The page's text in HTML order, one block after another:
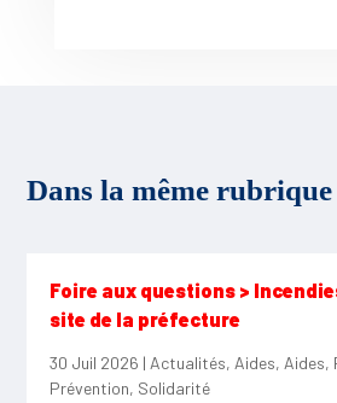
Dans la même rubrique
Foire aux questions >
site de la préfecture
30 Juil 2026 | Actualités, Aides, Aides,
Prévention, Solidarité